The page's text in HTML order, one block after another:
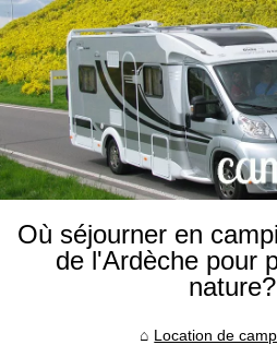
Où séjourner en
de l'Ardèche pour
nature?
Location de